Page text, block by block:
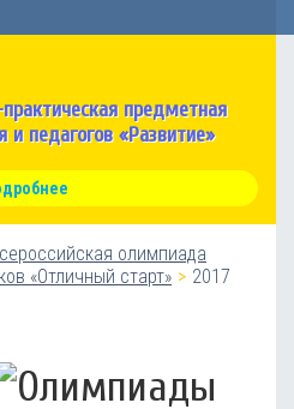
предметная
педагогов «Развитие»
олимпиада
«Отличный старт»
2017